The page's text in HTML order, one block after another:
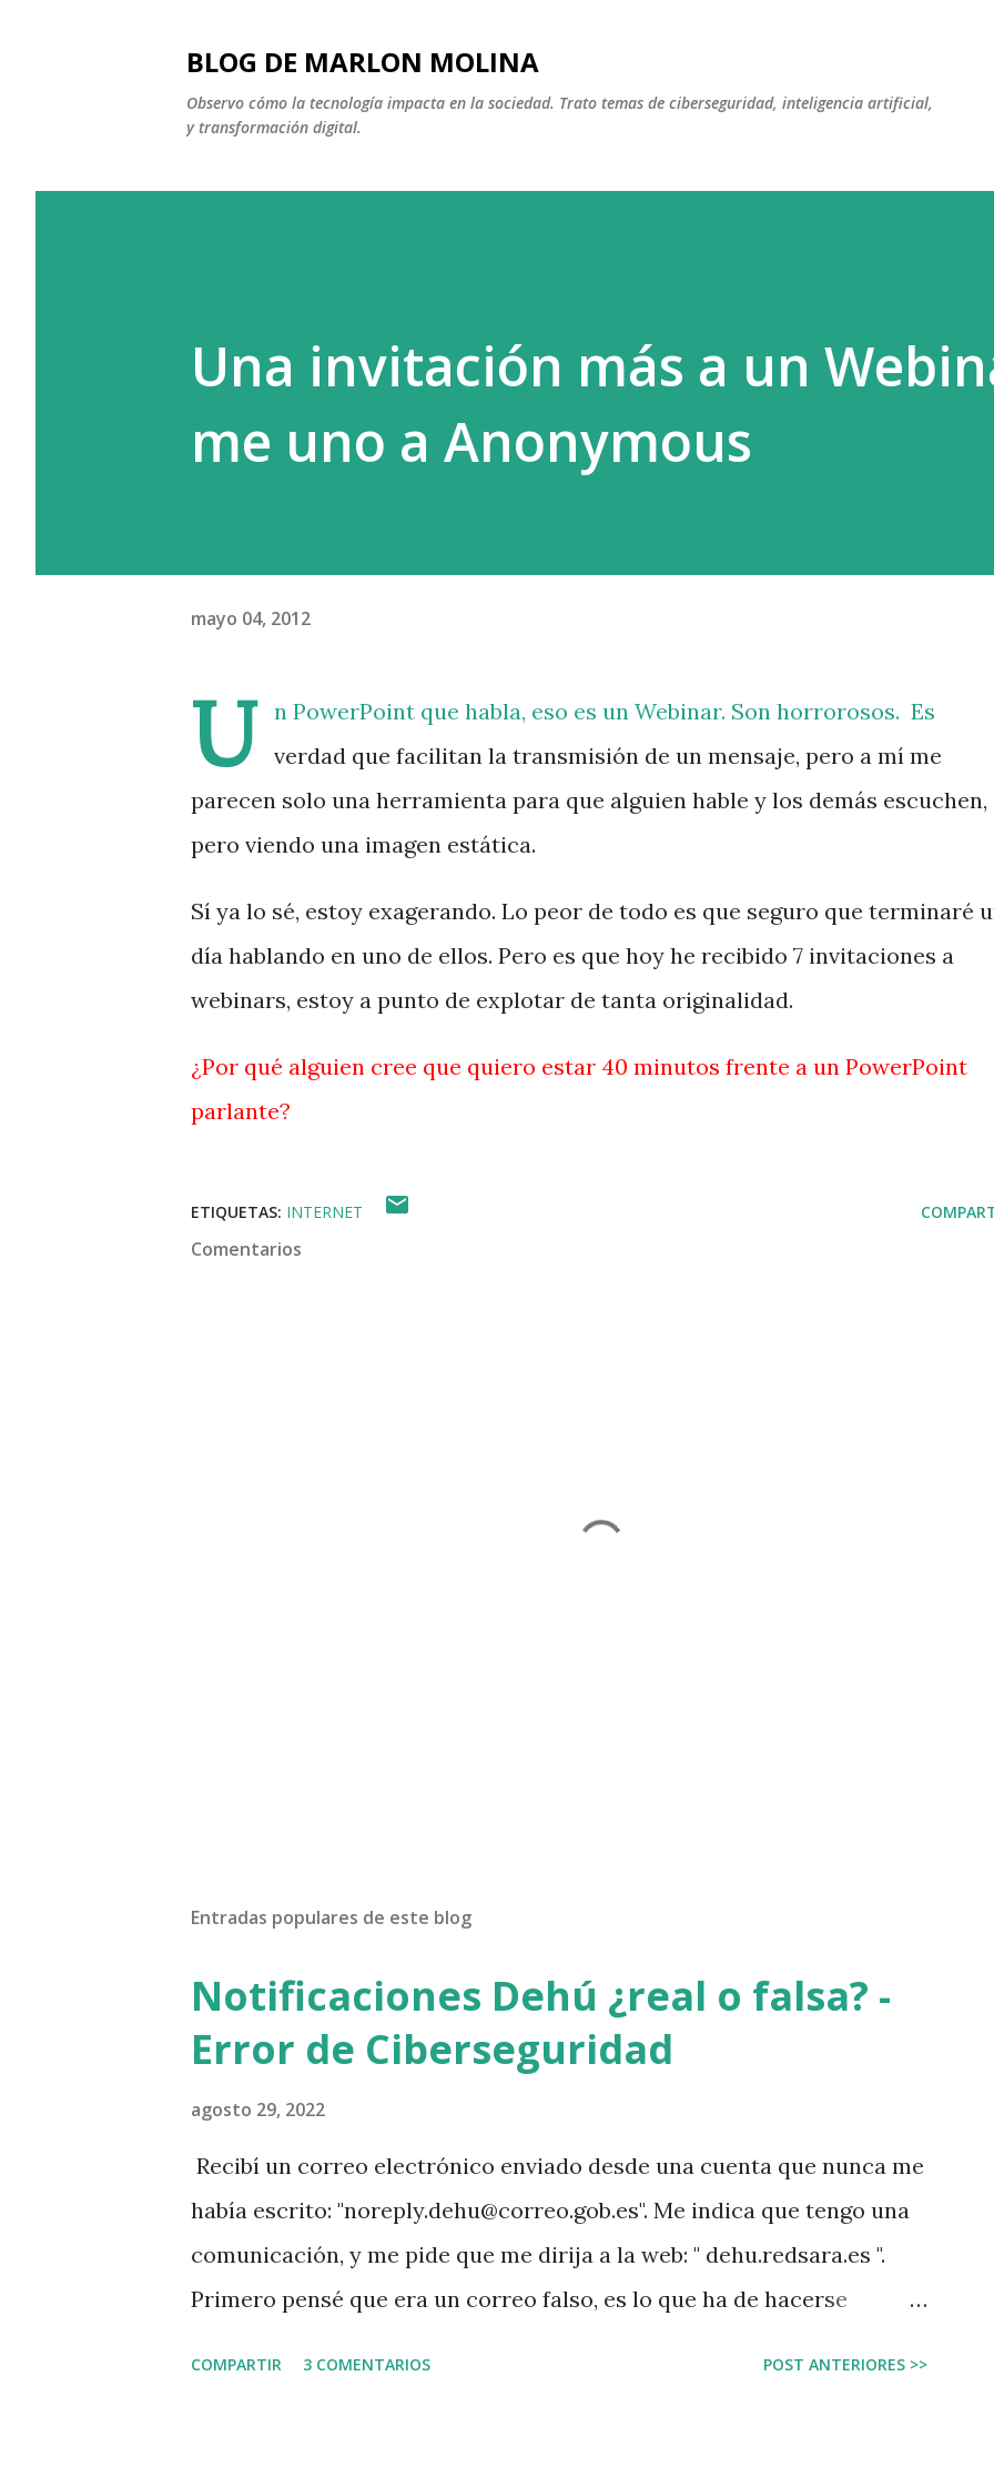
BLOG DE MARLON MOLINA
Observo cómo la tecnología impacta en la sociedad. Trato temas de ciberseguridad, inteligencia artificial,
y transformación digital.
Una invitación más a un
me uno a Anonymous
mayo 04, 2012
U
n PowerPoint que habla, eso es un Webinar. Son horrorosos. Es
verdad que facilitan la transmisión de un mensaje, pero a mí me
parecen solo una herramienta para que alguien hable y los demás escuchen,
pero viendo una imagen estática.
Sí ya lo sé, estoy exagerando. Lo peor de todo es que seguro que terminaré
día hablando en uno de ellos. Pero es que hoy he recibido 7 invitaciones a
webinars, estoy a punto de explotar de tanta originalidad.
¿Por qué alguien cree que quiero estar 40 minutos frente a un PowerPoint
parlante?
ETIQUETAS: INTERNET
Comentarios
Entradas populares de este blog
Notificaciones Dehú ¿real o falsa? -
Error de Ciberseguridad
agosto 29, 2022
Recibí un correo electrónico enviado desde una cuenta que nunca me
había escrito: "noreply.dehu@correo.gob.es". Me indica que tengo una
comunicación, y me pide que me dirija a la web: " dehu.redsara.es ".
Primero pensé que era un correo falso, es lo que ha de hacerse
COMPARTIR 3 COMENTARIOS POST ANTERIORES >>